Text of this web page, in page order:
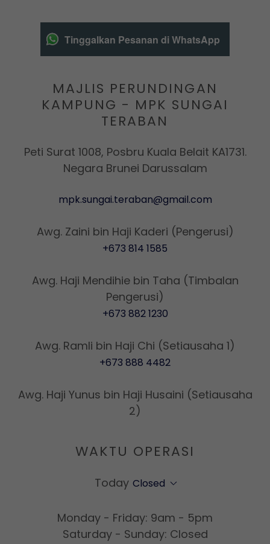
Tinggalkan Pesanan di WhatsApp
MAJLIS PERUNDINGAN
KAMPUNG - MPK SUNGAI
TERABAN
Peti Surat 1008, Posbru Kuala Belait KA1731.
Negara Brunei Darussalam
mpk.sungai.teraban@gmail.com
+673 814 1585
Awg. Haji Mendihie bin Taha (Timbalan
+673 882 1230
+673 888 4482
Awg. Haji Yunus bin Haji Husaini (Setiausaha
2)
WAKTU OPERASI
Today Closed
Monday - Friday: 9am - 5pm
Saturday - Sunday: Closed